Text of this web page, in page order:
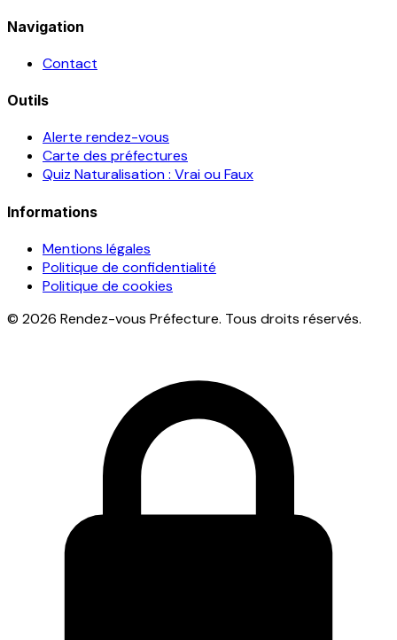
Navigation
Contact
Outils
Alerte rendez-vous
Carte des préfectures
Quiz Naturalisation : Vrai ou Faux
Informations
Mentions légales
Politique de confidentialité
Politique de cookies
© 2026 Rendez-vous Préfecture. Tous droits réservés.